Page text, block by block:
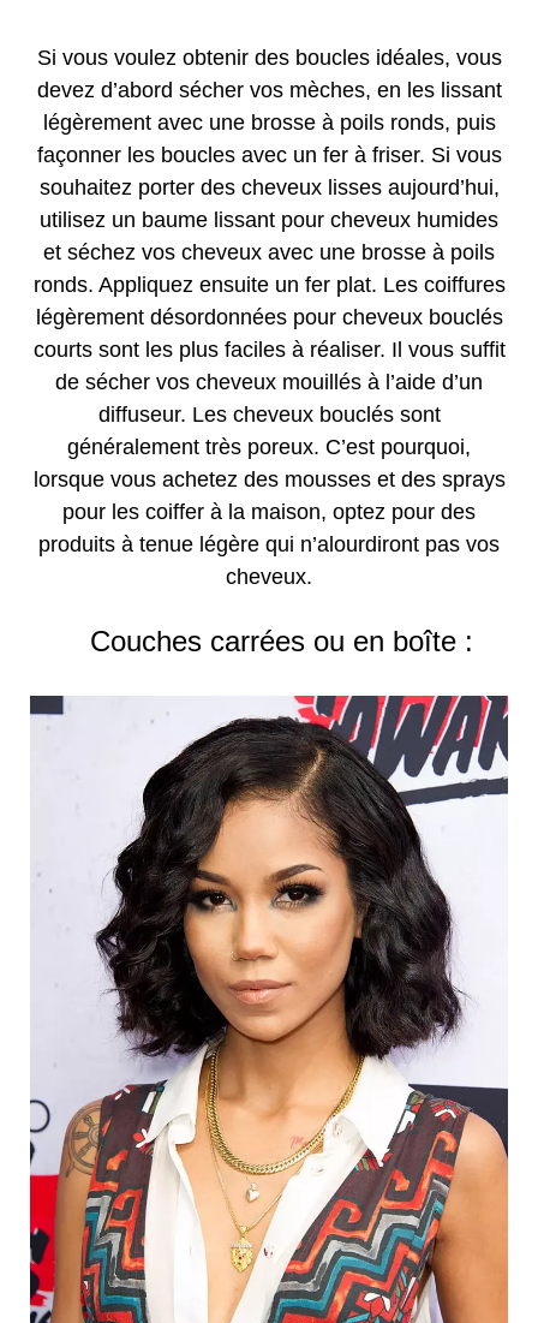
Si vous voulez obtenir des boucles idéales, vous
devez d’abord sécher vos mèches, en les lissant
légèrement avec une brosse à poils ronds, puis
façonner les boucles avec un fer à friser. Si vous
souhaitez porter des cheveux lisses aujourd’hui,
utilisez un baume lissant pour cheveux humides
et séchez vos cheveux avec une brosse à poils
ronds. Appliquez ensuite un fer plat. Les coiffures
légèrement désordonnées pour cheveux bouclés
courts sont les plus faciles à réaliser. Il vous suffit
de sécher vos cheveux mouillés à l’aide d’un
diffuseur. Les cheveux bouclés sont
généralement très poreux. C’est pourquoi,
lorsque vous achetez des mousses et des sprays
pour les coiffer à la maison, optez pour des
produits à tenue légère qui n’alourdiront pas vos
cheveux.
Couches carrées ou en boîte :